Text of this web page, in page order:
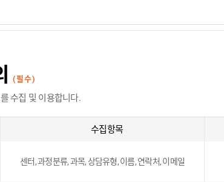
(필수)
수집 및 이용합니다.
수집항목
센터, 과정분류, 과목, 상담유형, 이름, 연락처, 이메일